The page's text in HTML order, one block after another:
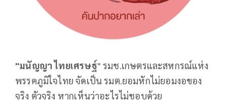
"มนัญญา ไทยเศรษฐ์" รมช.เกษตรและสหกรณ์แห่ง
พรรคภูมิใจไทย จัดเป็น รมต.ยอมหักไม่ยอมงอของ
จริง ตัวจริง หากเห็นว่าอะไรไม่ชอบด้วย